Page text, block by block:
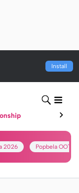
Install
2026 Popbela OOTD